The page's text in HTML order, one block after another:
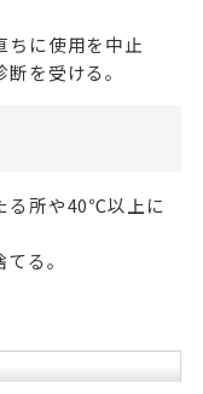
に使用を中止
を受ける。
る所や40℃以上に
る。